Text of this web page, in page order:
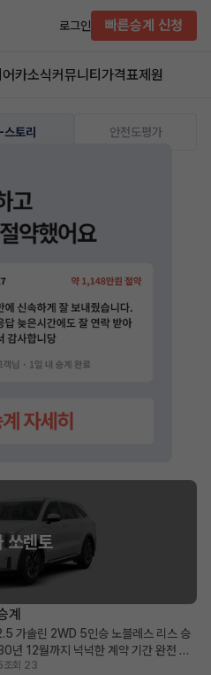
로그인 빠른승계 신청
어카소식커뮤니티 가격표제원
스토리 안전도평가
쏘렌토
계
가솔린 2WD 5인승 노블레스 리스 승
12월까지 넉넉한 계약 기간 완전 무
급의 쾌적한 상태 유지 초기 선납금으
조회 23